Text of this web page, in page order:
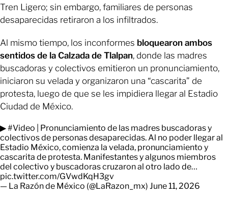
Tren Ligero; sin embargo, familiares de personas
desaparecidas retiraron a los infiltrados.
Al mismo tiempo, los inconformes bloquearon ambos
sentidos de la Calzada de Tlalpan, donde las madres
buscadoras y colectivos emitieron un pronunciamiento,
iniciaron su velada y organizaron una “cascarita” de
protesta, luego de que se les impidiera llegar al Estadio
Ciudad de México.
▶#Video | Pronunciamiento de las madres buscadoras y
colectivos de personas desaparecidas. Al no poder llegar al
Estadio México, comienza la velada, pronunciamiento y
cascarita de protesta. Manifestantes y algunos miembros
del colectivo y buscadoras cruzaron al otro lado de…
pic.twitter.com/GVwdKqH3gv
— La Razón de México (@LaRazon_mx) June 11, 2026